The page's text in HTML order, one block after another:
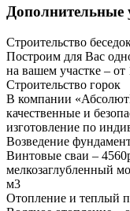
Дополнительные
Строительство
Построим для Вас
на вашем участке – от
Строительство горок
В компании
качественные и
изготовление по
Возведение
Винтовые сваи –
мелкозаглубленный
м3
Отопление и теплый